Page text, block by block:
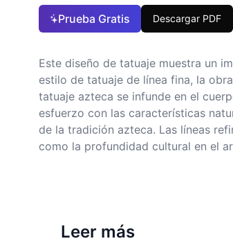
Prueba Gratis Descargar PDF
Este diseño de tatuaje muestra un
estilo de tatuaje de línea fina, la
tatuaje azteca se infunde en el
esfuerzo con las características
de la tradición azteca. Las líneas
como la profundidad cultural en el
Leer más